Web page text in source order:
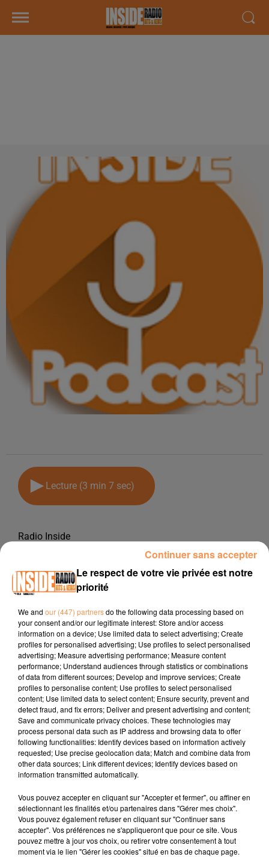
Lecture (3 min 7 sec)
Radio Inside
1er septembre 2025 - 3 min 7 sec
INTERVIEW DE MONSIEUR CARRÈRE "NEBUS" NOUVEAU SERVICE
DE TRANSPORT À LA DEMANDE
Site internet :www.cc-nordestbearn.fr
Facebook :Communauté de Communes Nord Est Béarn
Tel : 05 59 33 46 10
TITRES DIFFUSÉS
14h49
14h49 14h46
14h46 14h40
14h40
Le respect de votre vie privée est notre
priorité
We and our (447) partnersdo the following data processing based on
your consent and/or our legitimate interest: Store and/or access
information on a device; Use limited data to select advertising; Create
profiles for personalised advertising; Use profiles to select personalised
advertising; Measure advertising performance; Measure content
performance; Understand audiences through statistics or combinations
of data from different sources; Develop and improve services; Create
profiles to personalise content; Use profiles to select personalised
content; Use limited data to select content; Ensure security, prevent and
detect fraud, and fix errors; Deliver and present advertising and content;
Save and communicate privacy choices. These technologies may
process personal data such as IP address and browsing data to offer
following functionalities: Identify devices based on information actively
requested; Use precise geolocation data; Match and combine data from
other data sources; Link different devices; Identify devices based on
information transmitted automatically.
Vous pouvez accepter en cliquant sur "Accepter et fermer", ou affiner en
sélectionnant les finalités et/ou partenaires dans "Gérer mes choix".
Vous pouvez également refuser en cliquant sur "Continuer sans
accepter". Vos préférences ne s'appliqueront que pour ce site. Vous
pouvez mettre à jour vos choix, ou retirer votre consentement à tout
moment via le lien "Gérer les cookies" situé en bas de chaque page.
Continuer sans accepter